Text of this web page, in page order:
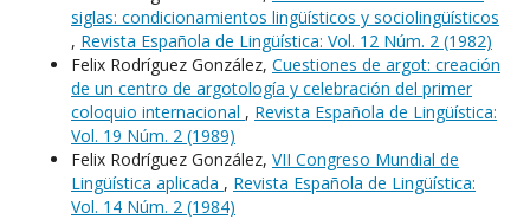
siglas: condicionamientos lingüísticos y sociolingüísticos
, Revista Española de Lingüística: Vol. 12 Núm. 2 (1982)
Felix Rodríguez González, Cuestiones de argot: creación
de un centro de argotología y celebración del primer
coloquio internacional , Revista Española de Lingüística:
Vol. 19 Núm. 2 (1989)
Felix Rodríguez González, VII Congreso Mundial de
Lingüística aplicada , Revista Española de Lingüística:
Vol. 14 Núm. 2 (1984)